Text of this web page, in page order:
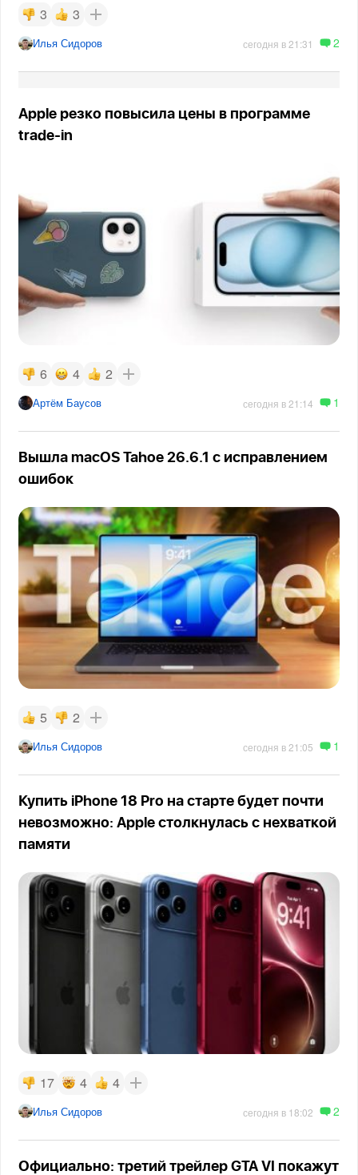
3 3
Илья Сидоров сегодня в 21:31 2
Apple резко повысила цены в программе
trade-in
6 4 2
Артём Баусов сегодня в 21:14 1
Вышла macOS Tahoe 26.6.1 с исправлением
ошибок
5 2
Илья Сидоров сегодня в 21:05 1
Купить iPhone 18 Pro на старте будет почти
невозможно: Apple столкнулась с нехваткой
памяти
17 4 4
Илья Сидоров сегодня в 18:02 2
Официально: третий трейлер GTA VI покажут